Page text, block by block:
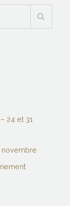
24 et 31
novembre